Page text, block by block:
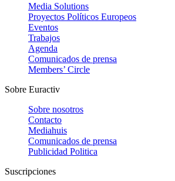
Media Solutions
Proyectos Políticos Europeos
Eventos
Trabajos
Agenda
Comunicados de prensa
Members’ Circle
Sobre Euractiv
Sobre nosotros
Contacto
Mediahuis
Comunicados de prensa
Publicidad Politica
Suscripciones